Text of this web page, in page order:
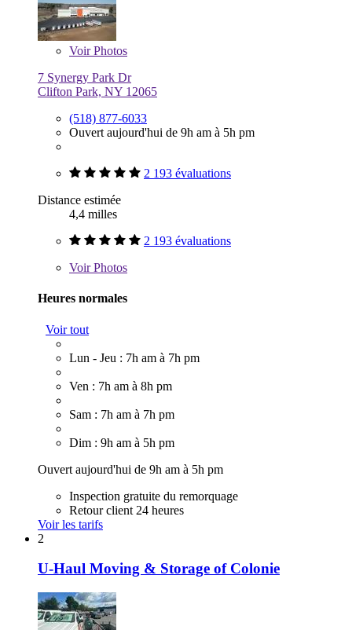
VoirPhotos
7 Synergy Park Dr
Clifton Park, NY 12065
(518) 877-6033
Ouvert aujourd'hui de 9h am à 5h pm
2 193 évaluations
Distance estimée
4,4 milles
2 193 évaluations
VoirPhotos
Heures normales
Voir tout
Lun - Jeu : 7h am à 7h pm
Ven : 7h am à 8h pm
Sam : 7h am à 7h pm
Dim : 9h am à 5h pm
Ouvert aujourd'hui de 9h am à 5h pm
Inspection gratuite du remorquage
Retour client 24 heures
Voir les tarifs
2
U-Haul Moving & Storage of Colonie